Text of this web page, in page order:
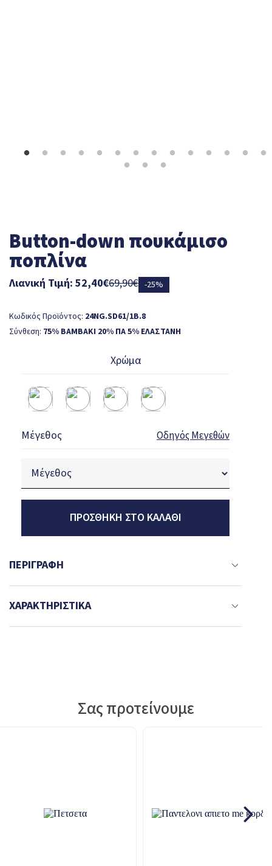
Button-down πουκάμισο
ποπλίνα
69,90€
Λιανική Τιμή: 52,40€ -25%
Κωδικός Προϊόντος: 24NG.SD61/1B.8
Σύνθεση: 75% BAMBΑΚΙ 20% ΠΑ 5% ΕΛΑΣΤΑΝΗ
Χρώμα
Μέγεθος Οδηγός Μεγεθών
ΠΡΟΣΘΉΚΗ ΣΤΟ ΚΑΛΆΘΙ
ΠΕΡΙΓΡΑΦΉ
ΧΑΡΑΚΤΗΡΙΣΤΙΚΆ
Σας προτείνουμε